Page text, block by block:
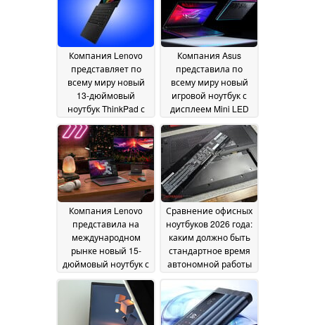
Компания Lenovo
представляет по
всему миру новый
13-дюймовый
ноутбук ThinkPad с
корпусом и
процессорами Intel
Lunar Lake20 June 2026
Компания Asus
представила по
всему миру новый
игровой ноутбук с
дисплеем Mini LED
графическим
процессором
мощностью 175 Вт19
June 2026
Компания Lenovo
представила на
международном
рынке новый 15-
дюймовый ноутбук с
OLED-дисплеем с
частотой
обновления 165 Гц19
Сравнение офисных
ноутбуков 2026 года:
каким должно быть
стандартное время
автономной работы